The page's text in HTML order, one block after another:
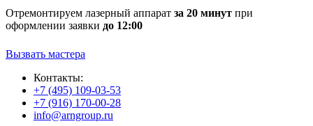
Отремонтируем лазерный аппарат за 20 минут при
оформлении заявки до 12:00
Вызвать мастера
Контакты:
+7 (495) 109-03-53
+7 (916) 170-00-28
info@arngroup.ru